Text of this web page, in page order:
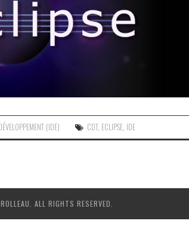
(IDE) CDT, ECLIPSE IDE
ALL RIGHTS RESERVED.